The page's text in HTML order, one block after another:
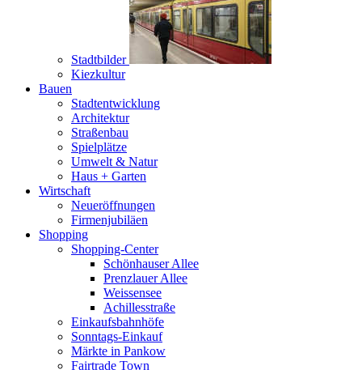
Stadtbilder
Kiezkultur
Bauen
Stadtentwicklung
Architektur
Straßenbau
Spielplätze
Umwelt & Natur
Haus + Garten
Wirtschaft
Neueröffnungen
Firmenjubiläen
Shopping
Shopping-Center
Schönhauser Allee
Prenzlauer Allee
Weissensee
Achillesstraße
Einkaufsbahnhöfe
Sonntags-Einkauf
Märkte in Pankow
Fairtrade Town